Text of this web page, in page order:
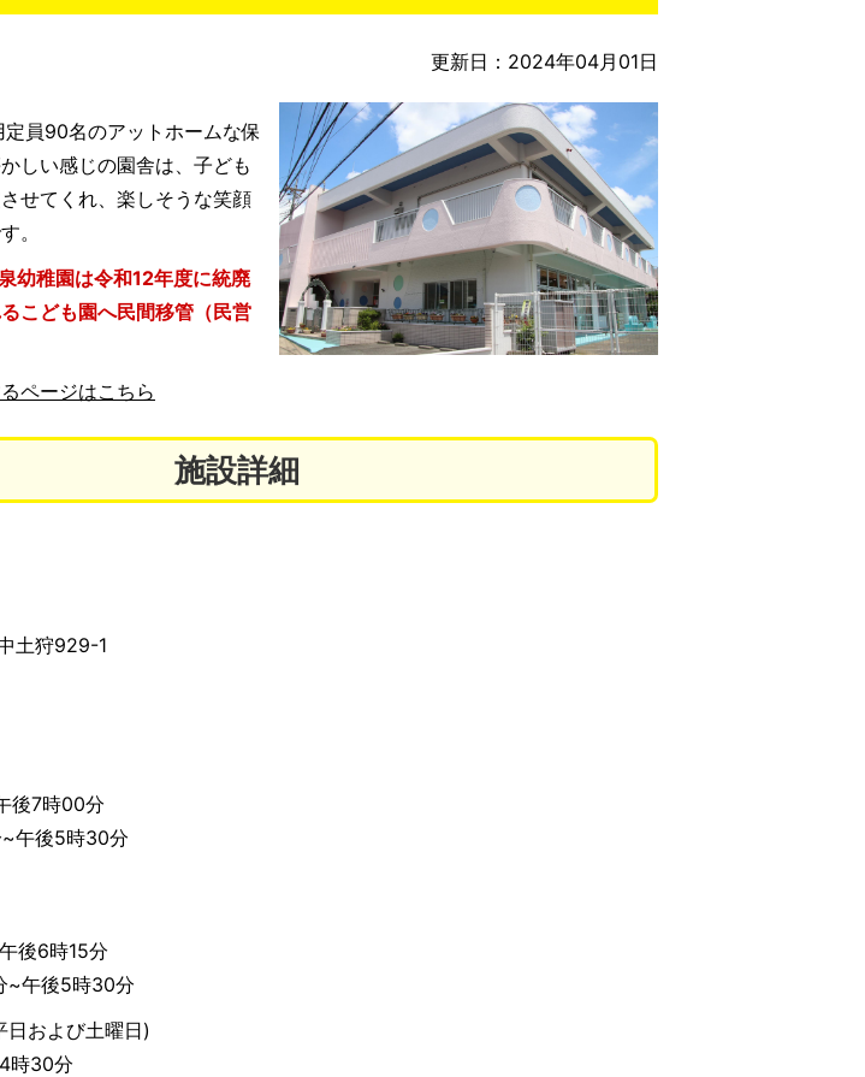
更新日：2024年04月01日
員90名のアットホームな保
しい感じの園舎は、子ども
せてくれ、楽しそうな笑顔
。
幼稚園は令和12年度に統廃
こども園へ民間移管（民営
ページはこちら
施設詳細
土狩929-1
後7時00分
午後5時30分
後6時15分
~午後5時30分
日および土曜日)
時30分